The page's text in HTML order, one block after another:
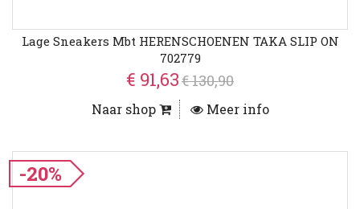
Lage Sneakers Mbt HERENSCHOENEN TAKA SLIP ON
702779
€ 91,63€ 130,90
Naar shop Meer info
-20%